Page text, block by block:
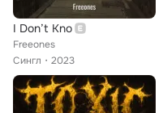
I Don’t Kno
Freeones
Сингл
2023